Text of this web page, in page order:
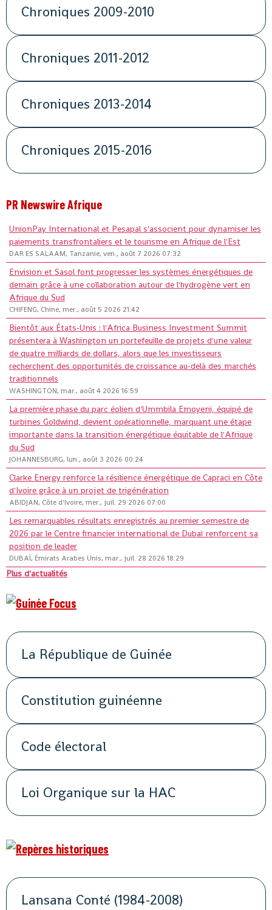
Chroniques 2009-2010
Chroniques 2011-2012
Chroniques 2013-2014
Chroniques 2015-2016
PR Newswire Afrique
UnionPay International et Pesapal s'associent pour dynamiser les
paiements transfrontaliers et le tourisme en Afrique de l'Est
DAR ES SALAAM, Tanzanie, ven., août 7 2026 07:32
Envision et Sasol font progresser les systèmes énergétiques de
demain grâce à une collaboration autour de l'hydrogène vert en
Afrique du Sud
CHIFENG, Chine, mer., août 5 2026 21:42
Bientôt aux États-Unis : l'Africa Business Investment Summit
présentera à Washington un portefeuille de projets d'une valeur
de quatre milliards de dollars, alors que les investisseurs
recherchent des opportunités de croissance au-delà des marchés
traditionnels
WASHINGTON, mar., août 4 2026 16:59
La première phase du parc éolien d'Ummbila Emoyeni, équipé de
turbines Goldwind, devient opérationnelle, marquant une étape
importante dans la transition énergétique équitable de l'Afrique
du Sud
JOHANNESBURG, lun., août 3 2026 00:24
Clarke Energy renforce la résilience énergétique de Capraci en Côte
d'Ivoire grâce à un projet de trigénération
ABIDJAN, Côte d'Ivoire, mer., juil. 29 2026 07:00
Les remarquables résultats enregistrés au premier semestre de
2026 par le Centre financier international de Dubaï renforcent sa
position de leader
DUBAÏ, Émirats Arabes Unis, mar., juil. 28 2026 18:29
Plus d'actualités
La République de Guinée
Constitution guinéenne
Code électoral
Loi Organique sur la HAC
Lansana Conté (1984-2008)